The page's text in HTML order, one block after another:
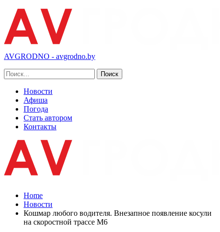
AVGRODNO - avgrodno.by
Новости
Афиша
Погода
Стать автором
Контакты
Home
Новости
Кошмар любого водителя. Внезапное появление косули
на скоростной трассе М6